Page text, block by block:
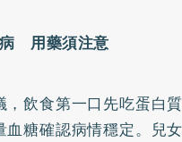
用藥須注意
飲食第一口先吃蛋白
糖確認病情穩定。兒